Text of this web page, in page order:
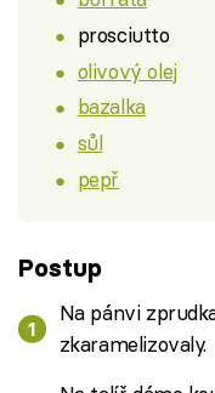
prosciutto
olivový olej
bazalka
sůl
pepř
Postup
Na pánvi
zkaramelizovaly.